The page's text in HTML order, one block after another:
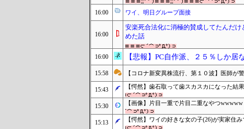
16:00 ワイ、明日グループ面接
16:00
安楽死合法化に消極的賛成してたんだ
めた話
16:00 【悲報】PC自作派、２５％しか居
15:58 【コロナ新変異株流行、第１０波】医師が
15:43 【愕然】歯石取って歯スカスカになった結
15:30 【画像】片目一重で片目二重なやつwwwww
15:13 【愕然】ワイの好きな女の子(26)が実家住